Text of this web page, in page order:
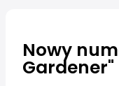
Nowy
Gardener"